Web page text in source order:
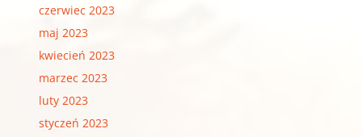
czerwiec 2023
maj 2023
kwiecień 2023
marzec 2023
luty 2023
styczeń 2023